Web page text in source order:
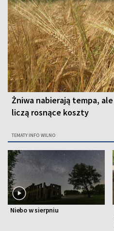
Żniwa nabierają tempa,
liczą rosnące koszty
TEMATY INFO WILNO
Niebo w sierpniu